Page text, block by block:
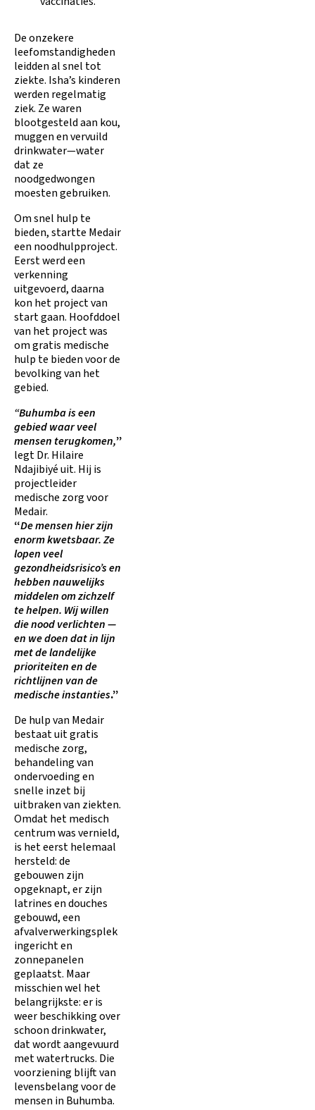
De onzekere
leefomstandigheden
leidden al snel tot
ziekte. Isha’s kinderen
werden regelmatig
ziek. Ze waren
blootgesteld aan kou,
muggen en vervuild
drinkwater—water
dat ze
noodgedwongen
moesten gebruiken.
Om snel hulp te
bieden, startte Medair
een noodhulpproject.
Eerst werd een
verkenning
uitgevoerd, daarna
kon het project van
start gaan. Hoofddoel
van het project was
om gratis medische
hulp te bieden voor de
bevolking van het
gebied.
“Buhumba is een
gebied waar veel
mensen terugkomen,”
legt Dr. Hilaire
Ndajibiyé uit. Hij is
projectleider
medische zorg voor
Medair.
“De mensen hier zijn
enorm kwetsbaar. Ze
lopen veel
gezondheidsrisico’s en
hebben nauwelijks
middelen om zichzelf
te helpen. Wij willen
die nood verlichten —
en we doen dat in lijn
met de landelijke
prioriteiten en de
richtlijnen van de
medische instanties.”
De hulp van Medair
bestaat uit gratis
medische zorg,
behandeling van
ondervoeding en
snelle inzet bij
uitbraken van ziekten.
Omdat het medisch
centrum was vernield,
is het eerst helemaal
hersteld: de
gebouwen zijn
opgeknapt, er zijn
latrines en douches
gebouwd, een
afvalverwerkingsplek
ingericht en
zonnepanelen
geplaatst. Maar
misschien wel het
belangrijkste: er is
weer beschikking over
schoon drinkwater,
dat wordt aangevuurd
met watertrucks. Die
voorziening blijft van
levensbelang voor de
mensen in Buhumba.